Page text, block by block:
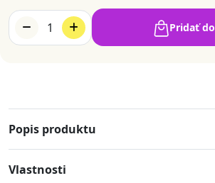
1 Pridať
Popis produktu
Vlastnosti